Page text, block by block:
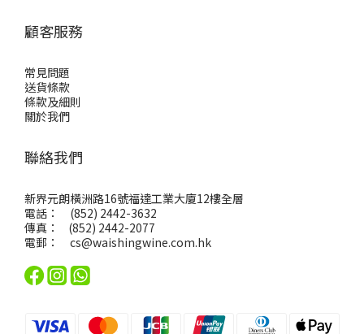
顧客服務
常見問題
送貨條款
條款及細則
關於我們
聯絡我們
新界元朗橫洲路16號福達工業大廈12樓全層
電話： (852) 2442-3632
傳真： (852) 2442-2077
電郵： cs@waishingwine.com.hk